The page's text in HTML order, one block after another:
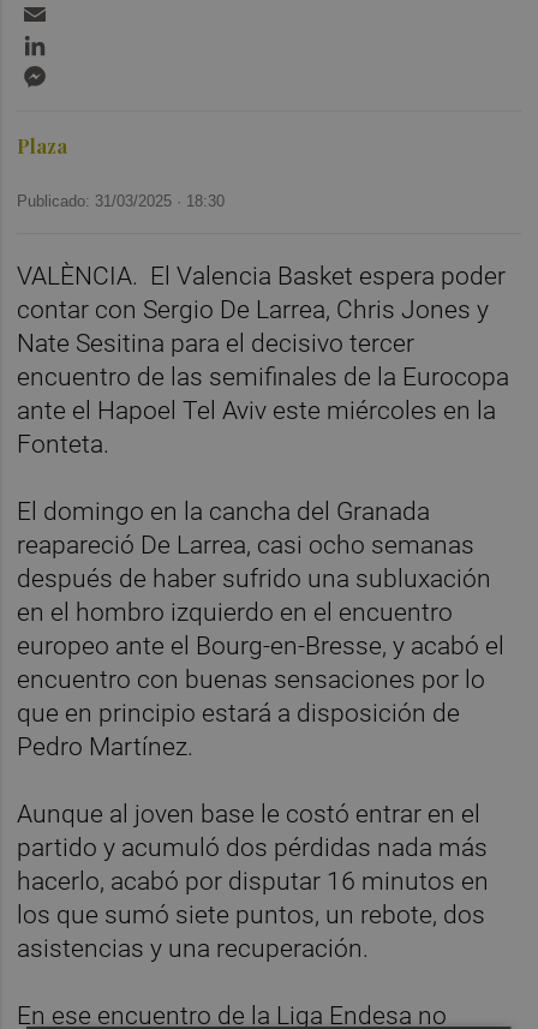
Plaza
Publicado: 31/03/2025 · 18:30
VALÈNCIA. El Valencia Basket espera poder
contar con Sergio De Larrea, Chris Jones y
Nate Sesitina para el decisivo tercer
encuentro de las semifinales de la Eurocopa
ante el Hapoel Tel Aviv este miércoles en la
Fonteta.
El domingo en la cancha del Granada
reapareció De Larrea, casi ocho semanas
después de haber sufrido una subluxación
en el hombro izquierdo en el encuentro
europeo ante el Bourg-en-Bresse, y acabó el
encuentro con buenas sensaciones por lo
que en principio estará a disposición de
Pedro Martínez.
Aunque al joven base le costó entrar en el
partido y acumuló dos pérdidas nada más
hacerlo, acabó por disputar 16 minutos en
los que sumó siete puntos, un rebote, dos
asistencias y una recuperación.
En ese encuentro de la Liga Endesa no